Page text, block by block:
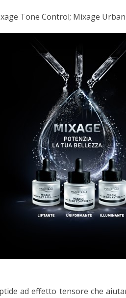
Tone Control; Mixage
ad effetto tensore che